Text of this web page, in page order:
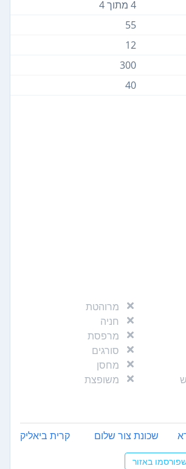
4 מתוך 4
55
12
300
40
מרוהטת
חניה
מרפסת
סורגים
מחסן
משופצת
שכונת צור שלום קרית ביאליק
באזור